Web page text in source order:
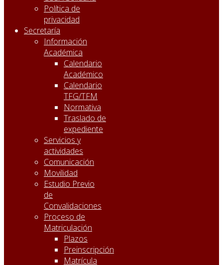
Política de
privacidad
Secretaría
Información
Académica
Calendario
Académico
Calendario
TFG/TFM
Normativa
Traslado de
expediente
Servicios y
actividades
Comunicación
Movilidad
Estudio Previo
de
Convalidaciones
Proceso de
Matriculación
Plazos
Preinscripción
Matrícula